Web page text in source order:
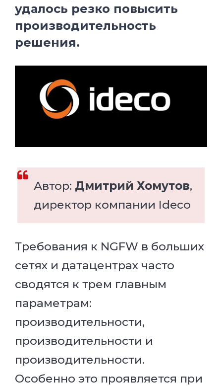
удалось резко повысить
производительность
решения.
Автор: Дмитрий Хомутов,
директор компании Ideco
Требования к NGFW в больших
сетях и датацентрах часто
сводятся к трем главным
параметрам:
производительности,
производительности и
производительности.
Особенно это проявляется при